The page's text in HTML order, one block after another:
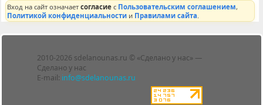
Вход на сайт означаетсогласие с Пользовательским соглашением,
Политикой конфиденциальности и Правилами сайта
2010-2026 sdelanounas.ru © «Сделано у нас» —
Сделано у нас
E-mail: info@sdelanounas.ru
Блоги
Люди
Политика